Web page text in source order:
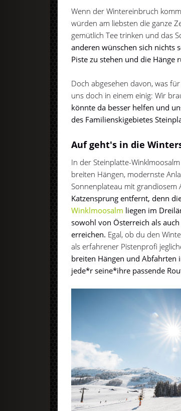
Wenn der Wintereinbruch
würden am liebsten die ganze
gemütlich Tee trinken und das
anderen wünschen sich nichts
Piste zu stehen und die Hänge
Doch abgesehen davon, was
uns doch in einem einig: Wir
könnte da besser helfen und
des Familienskigebietes
Auf geht's in die
In der Steinplatte-
breiten Hängen, modernste
Sonnenplateau mit grandiosem
Katzensprung entfernt, denn
Winklmoosalm liegen im
sowohl von Österreich als
erreichen. Egal, ob du den
als erfahrener Pistenprofi
breiten Hängen und Abfahrten
jede*r seine*ihre passende